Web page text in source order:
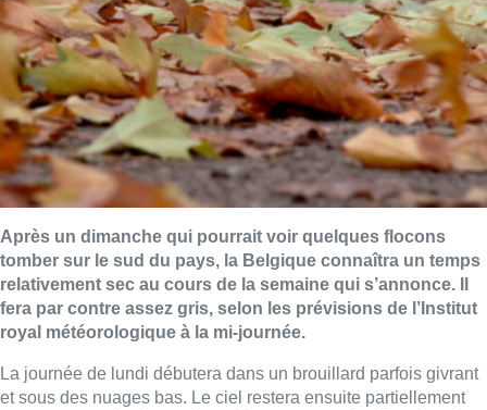
Après un dimanche qui pourrait voir quelques flocons
tomber sur le sud du pays, la Belgique connaîtra un temps
relativement sec au cours de la semaine qui s’annonce. Il
fera par contre assez gris, selon les prévisions de l’Institut
royal météorologique à la mi-journée.
La journée de lundi débutera dans un brouillard parfois givrant
et sous des nuages bas. Le ciel restera ensuite partiellement